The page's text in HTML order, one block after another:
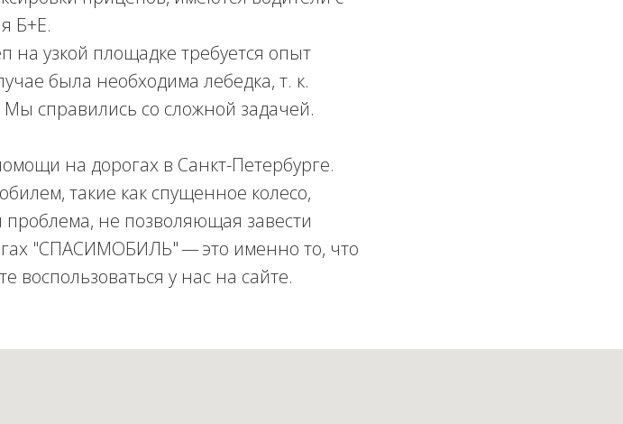
Б+Е.
узкой площадке требуется опыт
была необходима лебедка, т. к.
справились со сложной задачей.
на дорогах в Санкт-Петербурге.
такие как спущенное колесо,
не позволяющая завести
"СПАСИМОБИЛЬ" — это именно то, что
у нас на сайте.